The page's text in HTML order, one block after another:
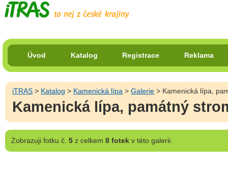
Úvod Katalog Registrace Reklama
iTRAS > Katalog > Kamenická lípa >Galerie > Kamenická lípa,
Kamenická lípa, památný
Zobrazujifotku č. 5z celkem 8 fotekv této galerii.